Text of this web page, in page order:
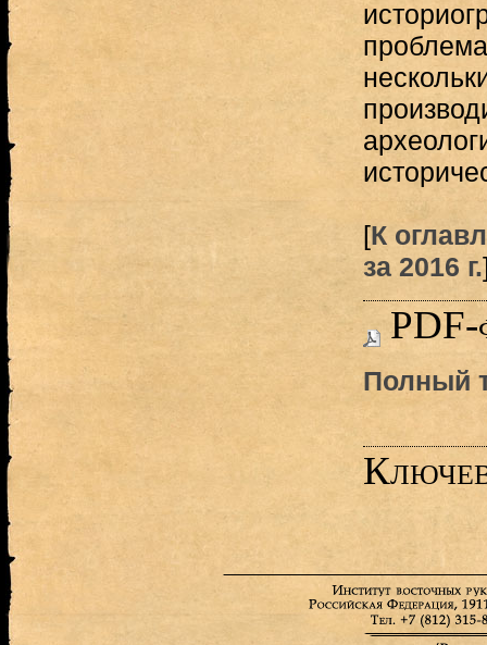
[К
за 2016 г.
PDF-
Полный